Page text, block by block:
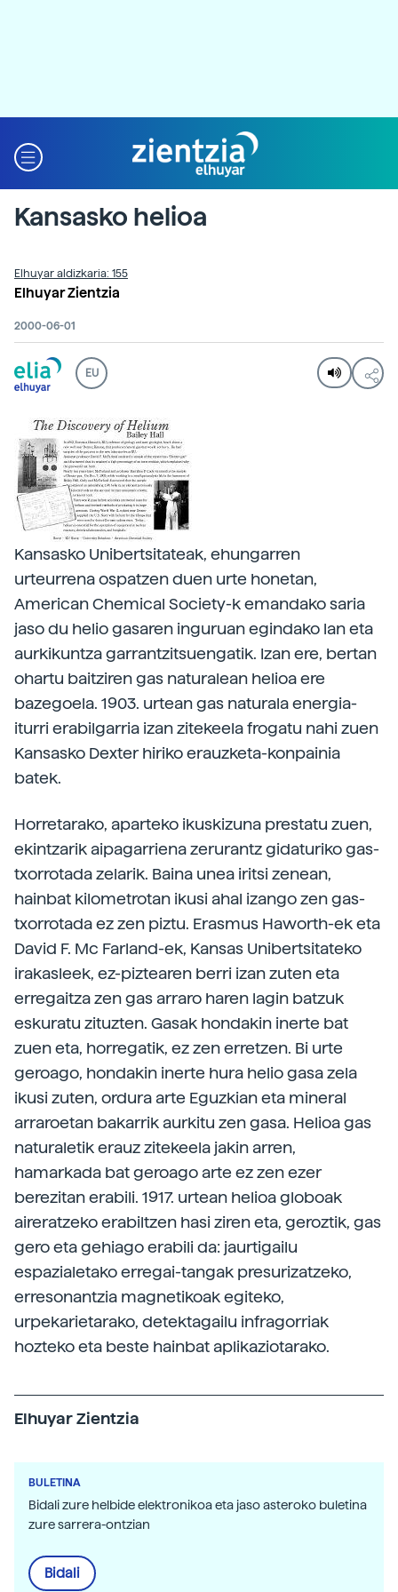
Kansasko helioa
Elhuyar aldizkaria: 155
Elhuyar Zientzia
2000-06-01
EU
Kansasko Unibertsitateak, ehungarren
urteurrena ospatzen duen urte honetan,
American Chemical Society-k emandako saria
jaso du helio gasaren inguruan egindako lan eta
aurkikuntza garrantzitsuengatik. Izan ere, bertan
ohartu baitziren gas naturalean helioa ere
bazegoela. 1903. urtean gas naturala energia-
iturri erabilgarria izan zitekeela frogatu nahi zuen
Kansasko Dexter hiriko erauzketa-konpainia
batek.
Horretarako, aparteko ikuskizuna prestatu zuen,
ekintzarik aipagarriena zerurantz gidaturiko gas-
txorrotada zelarik. Baina unea iritsi zenean,
hainbat kilometrotan ikusi ahal izango zen gas-
txorrotada ez zen piztu. Erasmus Haworth-ek eta
David F. Mc Farland-ek, Kansas Unibertsitateko
irakasleek, ez-piztearen berri izan zuten eta
erregaitza zen gas arraro haren lagin batzuk
eskuratu zituzten. Gasak hondakin inerte bat
zuen eta, horregatik, ez zen erretzen. Bi urte
geroago, hondakin inerte hura helio gasa zela
ikusi zuten, ordura arte Eguzkian eta mineral
arraroetan bakarrik aurkitu zen gasa. Helioa gas
naturaletik erauz zitekeela jakin arren,
hamarkada bat geroago arte ez zen ezer
berezitan erabili. 1917. urtean helioa globoak
aireratzeko erabiltzen hasi ziren eta, geroztik, gas
gero eta gehiago erabili da: jaurtigailu
espazialetako erregai-tangak presurizatzeko,
erresonantzia magnetikoak egiteko,
urpekarietarako, detektagailu infragorriak
hozteko eta beste hainbat aplikaziotarako.
Elhuyar Zientzia
BULETINA
Bidali zure helbide elektronikoa eta jaso asteroko buletina
zure sarrera-ontzian
Bidali